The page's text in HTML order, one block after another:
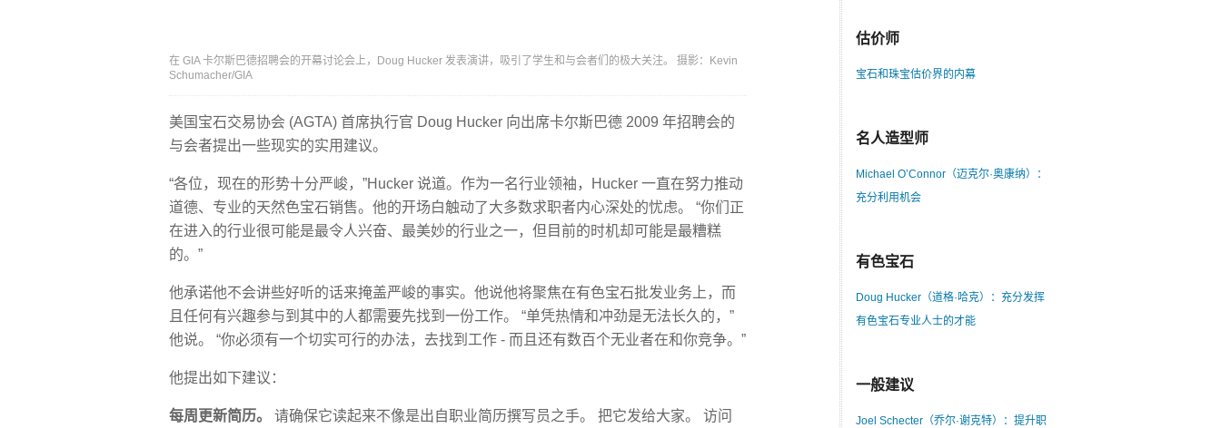
在 GIA 卡尔斯巴德招聘会的开幕讨论会上，Doug Hucker 发表演讲，吸引了学生和与会者们的极大关注。 摄影：Kevin
Schumacher/GIA
美国宝石交易协会 (AGTA) 首席执行官 Doug Hucker 向出席卡尔斯巴德 2009 年招聘会的
与会者提出一些现实的实用建议。
“各位，现在的形势十分严峻，”Hucker 说道。作为一名行业领袖，Hucker 一直在努力推动
道德、专业的天然色宝石销售。他的开场白触动了大多数求职者内心深处的忧虑。 “你们正
在进入的行业很可能是最令人兴奋、最美妙的行业之一，但目前的时机却可能是最糟糕
的。”
他承诺他不会讲些好听的话来掩盖严峻的事实。他说他将聚焦在有色宝石批发业务上，而
且任何有兴趣参与到其中的人都需要先找到一份工作。 “单凭热情和冲劲是无法长久的，”
他说。 “你必须有一个切实可行的办法，去找到工作 - 而且还有数百个无业者在和你竞争。”
他提出如下建议：
每周更新简历。
请确保它读起来不像是出自职业简历撰写员之手。 把它发给大家。 访问
估价师
宝石和珠宝估价界的内幕
名人造型师
Michael O’Connor（迈克尔·奥康纳）：
充分利用机会
有色宝石
Doug Hucker（道格·哈克）：充分发挥
有色宝石专业人士的才能
一般建议
Joel Schecter（乔尔·谢克特）：提升职